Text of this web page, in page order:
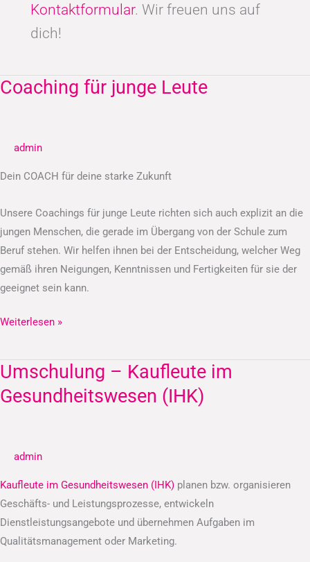
Kontaktformular. Wir freuen uns auf
dich!
Coaching für junge Leute
admin
Dein COACH für deine starke Zukunft
Unsere Coachings für junge Leute richten sich auch explizit an die
jungen Menschen, die gerade im Übergang von der Schule zum
Beruf stehen. Wir helfen ihnen bei der Entscheidung, welcher Weg
gemäß ihren Neigungen, Kenntnissen und Fertigkeiten für sie der
geeignet sein kann.
Coaching
Leute
Weiterlesen »
Umschulung – Kaufleute im
Gesundheitswesen (IHK)
admin
Kaufleute im Gesundheitswesen (IHK) planen bzw. organisieren
Geschäfts- und Leistungsprozesse, entwickeln
Dienstleistungsangebote und übernehmen Aufgaben im
Qualitätsmanagement oder Marketing.
Umschulung
–
Kaufleute
(IHK)